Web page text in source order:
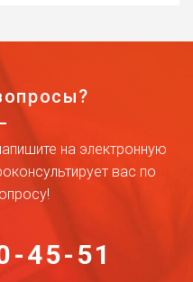
на электронную
вас по
45-51